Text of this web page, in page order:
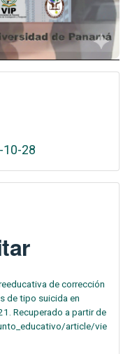
10-28
de corrección
de tipo suicida en
Recuperado a partir de
article/vie